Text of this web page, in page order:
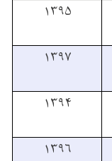
۱۳۹۵
۱۳۹۷
۱۳۹۴
۱۳۹۶